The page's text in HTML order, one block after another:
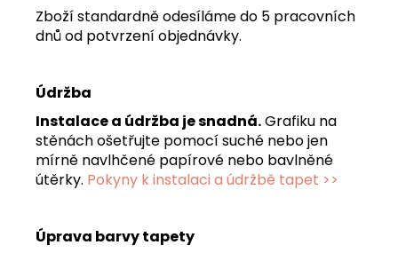
Zboží standardně odesíláme do 5 pracovních
dnů od potvrzení objednávky.
Údržba
Instalace a údržba je snadná.Grafiku na
stěnách ošetřujte pomocí suché nebo jen
mírně navlhčené papírové nebo bavlněné
útěrky. Pokyny k instalaci a údržbě tapet >>
Úprava barvy tapety